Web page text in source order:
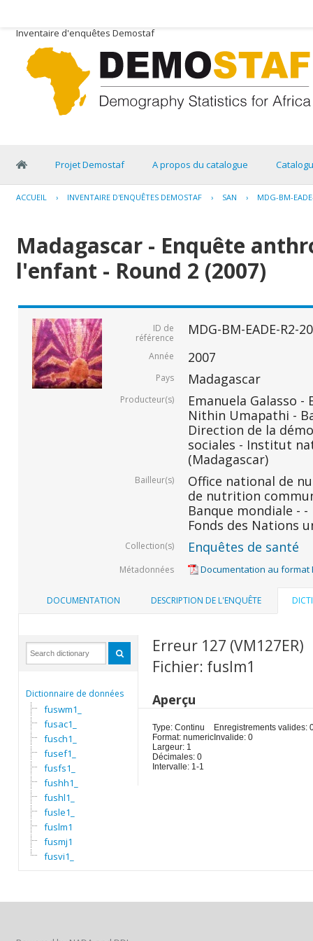
Inventaire d'enquêtes Demostaf
Projet Demostaf A propos du catalogue
ACCUEIL › INVENTAIRE D'ENQUÊTES DEMOSTAF › SAN › MDG-BM-
Madagascar - Enquête
l'enfant - Round 2 (2007)
ID de
référence
MDG-BM-EADE-R2-
Année 2007
Pays Madagascar
Producteur(s)
Emanuela Galasso -
Nithin Umapathi -
Direction de la
sociales - Institut
(Madagascar)
Bailleur(s)
Office national de
de nutrition
Banque mondiale - -
Fonds des Nations
Collection(s) Enquêtes de santé
Métadonnées Documentation au format
DOCUMENTATION DESCRIPTION DE L'ENQUÊTE
Dictionnaire de données
fuswm1_
fusac1_
fusch1_
fusef1_
fusfs1_
fushh1_
fushl1_
fusle1_
fuslm1
fusmj1
fusvi1_
Erreur 127 (VM127ER)
Fichier: fuslm1
Aperçu
Type: Continu
Format: numeric
Largeur: 1
Décimales: 0
Intervalle: 1-1
Enregistrements valides:
Invalide: 0